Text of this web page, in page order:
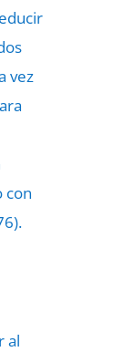
vez
con
al